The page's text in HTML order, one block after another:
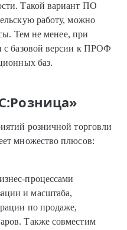
Такой вариант ПО
работу, можно
Тем не менее, при
с базовой версии к ПРОФ
баз.
розничной торговли
множество плюсов:
процессами
и масштаба,
по продаже,
Также совместим